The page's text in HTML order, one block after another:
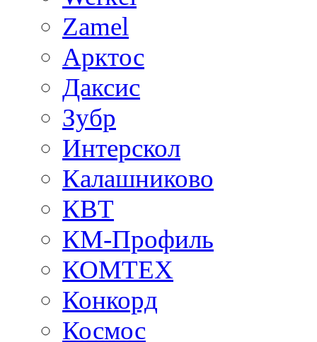
Zamel
Арктос
Даксис
Зубр
Интерскол
Калашниково
КВТ
КМ-Профиль
КОМТЕХ
Конкорд
Космос